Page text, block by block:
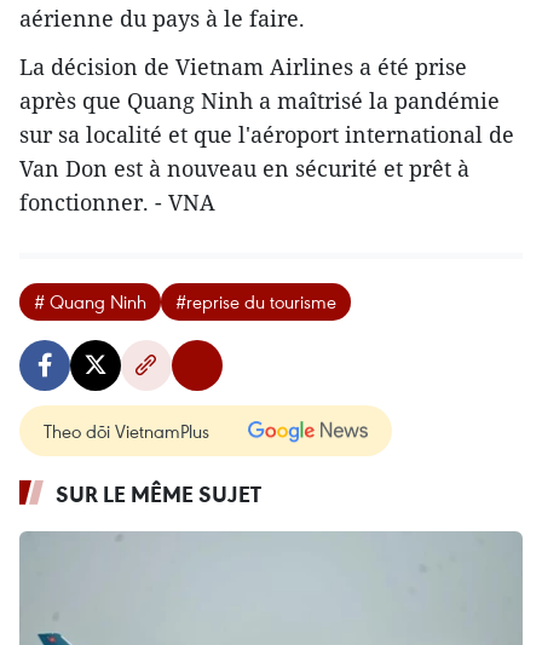
aérienne du pays à le faire.
La décision de Vietnam Airlines a été prise
après que Quang Ninh a maîtrisé la pandémie
sur sa localité et que l'aéroport international de
Van Don est à nouveau en sécurité et prêt à
fonctionner. - VNA
# Quang Ninh #reprise du tourisme
Theo dõi VietnamPlus
SUR LE MÊME SUJET